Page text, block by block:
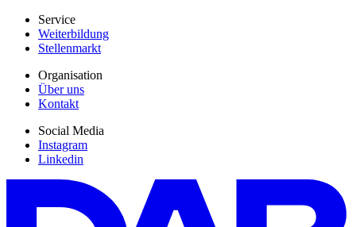
Service
Weiterbildung
Stellenmarkt
Organisation
Über uns
Kontakt
Social Media
Instagram
Linkedin